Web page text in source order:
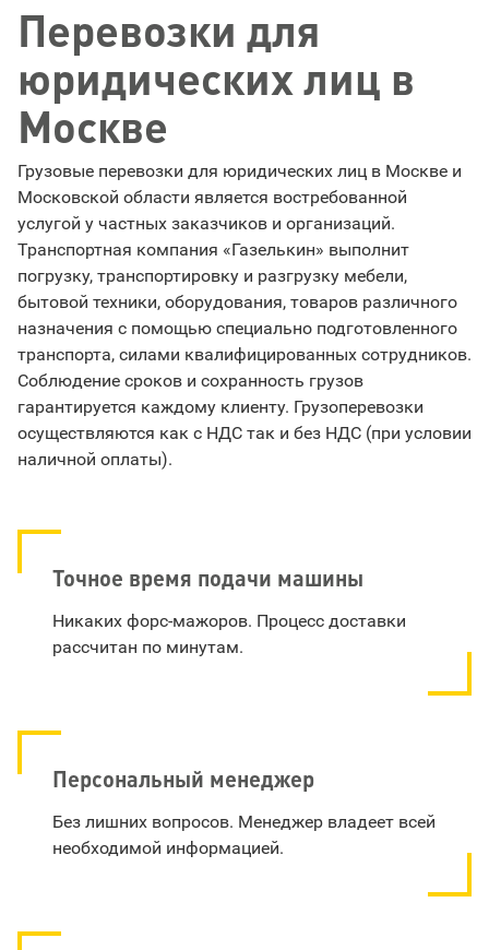
Перевозки для
юридических лиц в
Москве
Грузовые перевозки для юридических лиц в Москве и
Московской области является востребованной
услугой у частных заказчиков и организаций.
Транспортная компания «Газелькин» выполнит
погрузку, транспортировку и разгрузку мебели,
бытовой техники, оборудования, товаров различного
назначения с помощью специально подготовленного
транспорта, силами квалифицированных сотрудников.
Соблюдение сроков и сохранность грузов
гарантируется каждому клиенту. Грузоперевозки
осуществляются как с НДС так и без НДС (при условии
наличной оплаты).
Точное время подачи машины
Никаких форс-мажоров. Процесс доставки
рассчитан по минутам.
Персональный менеджер
Без лишних вопросов. Менеджер владеет всей
необходимой информацией.